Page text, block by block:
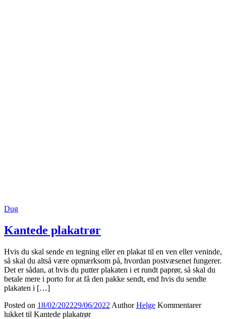
Dug
Kantede plakatrør
Hvis du skal sende en tegning eller en plakat til en ven eller veninde,
så skal du altså være opmærksom på, hvordan postvæsenet fungerer.
Det er sådan, at hvis du putter plakaten i et rundt paprør, så skal du
betale mere i porto for at få den pakke sendt, end hvis du sendte
plakaten i […]
Posted on 18/02/202229/06/2022 Author Helge Kommentarer
lukket til Kantede plakatrør